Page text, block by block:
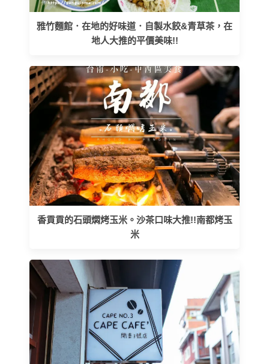
雅竹麵館．在地的好味道．自製水餃&青草茶，在
地人大推的平價美味!!
香貢貢的石頭燜烤玉米。沙茶口味大推!!南都烤玉
米